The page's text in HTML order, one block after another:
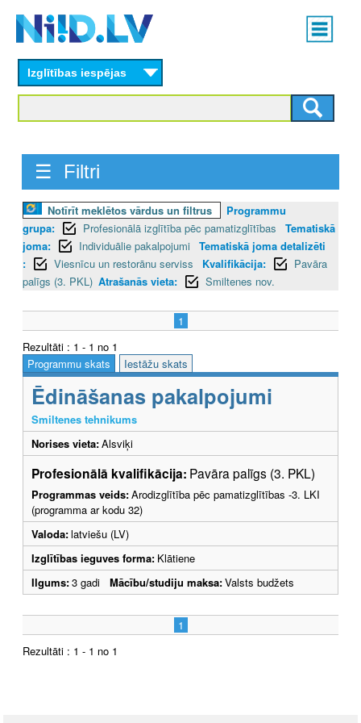
content
Main
menu
Izglītības iespējas
☰ Filtri
Notīrīt meklētos vārdus un filtrus
Programmu
grupa:
Profesionālā izglītība pēc pamatizglītības
Tematiskā
joma:
Individuālie pakalpojumi
Tematiskā joma detalizēti
:
Viesnīcu un restorānu serviss Kvalifikācija:
Pavāra
palīgs (3. PKL) Atrašanās vieta: Smiltenes nov.
1
Rezultāti : 1 - 1 no 1
Programmu skats
Iestāžu skats
Ēdināšanas pakalpojumi
Smiltenes tehnikums
Norises vieta:Alsviķi
Profesionālā kvalifikācija: Pavāra palīgs (3. PKL)
Programmas veids:Arodizglītība pēc pamatizglītības -3. LKI
(programma ar kodu 32)
Valoda:latviešu (LV)
Izglītības ieguves forma: Klātiene
Ilgums:3 gadi Mācību/studiju maksa:Valsts budžets
1
Rezultāti : 1 - 1 no 1